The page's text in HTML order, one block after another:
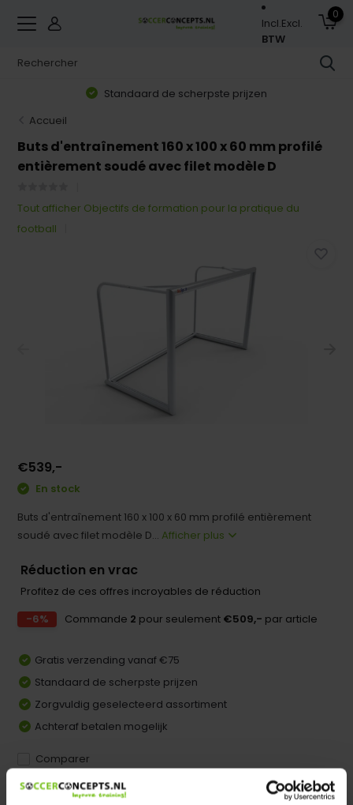
Incl.Excl.
BTW
0
Standaard de scherpste prijzen
Accueil
Buts d'entraînement 160 x 100 x 60 mm profilé
entièrement soudé avec filet modèle D
Tout afficher Objectifs de formation pour la pratique du
football
€539,-
En stock
Buts d'entraînement 160 x 100 x 60 mm profilé entièrement
soudé avec filet modèle D... Afficher plus
Réduction en vrac
Profitez de ces offres incroyables de réduction
-6%
Commande 2 pour seulement €509,- par article
Gratis verzending vanaf €75
Standaard de scherpste prijzen
Zorgvuldig geselecteerd assortiment
Achteraf betalen mogelijk
Comparer
Dir product is beschikbaar in de volgende varianten: